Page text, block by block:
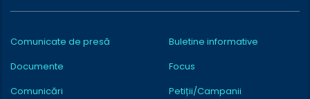
Comunicate de presă
Buletine informative
Documente
Focus
Comunicări
Petiții/Campanii